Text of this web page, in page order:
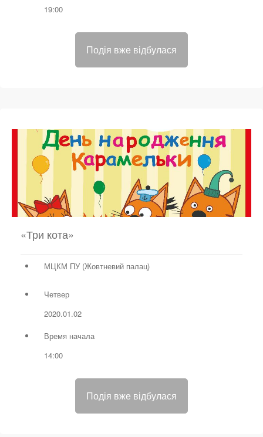
19:00
Подія вже відбулася
«Три кота»
МЦКМ ПУ (Жовтневий палац)
Четвер
2020.01.02
Время начала
14:00
Подія вже відбулася